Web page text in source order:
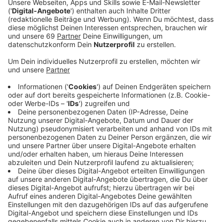
Die Verkehrsversuche am Neubrückentor,
Hörsterstraße und Bahnhof führen zu geteilten
Meinungen unter den ANTENNE MÜNSTER-
Hörer:innen. Einige schreiben uns, dass sie es gut
finden, dass Radfahrer:innen, Fußgänger:innen und
Busse Vorrang im Straßenverkehr bekommen. So
bleibt die Hörsterstraße jetzt autofrei, vor dem
Bahnhof gibt es eine eigene Busspur und am
Neubrückentor haben die Radfahrer:innen auf der
Promenade Vorfahrt. Genau das finden viele unserer
Hörer:innen aber auch gefährlich, sie fürchten mehr
Unfälle zwischen Auto- und Radfahrern. Zu Beginn am
Montagmorgen (02.08.) gab es deshalb dort auch
schon Verwirrung: Die Verkehrsschilder waren morgens
noch nicht angepasst, wurden aber im Laufe des
Vormittags ausgetauscht.